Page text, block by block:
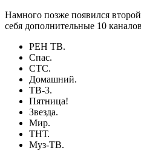
Намного позже появился
себя дополнительные 10
РЕН ТВ.
Спас.
СТС.
Домашний.
ТВ-3.
Пятница!
Звезда.
Мир.
ТНТ.
Муз-ТВ.